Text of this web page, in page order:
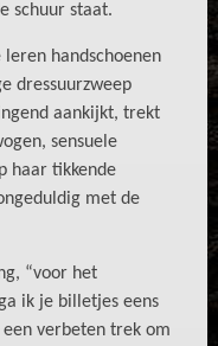
schuur staat.
handschoenen
dressuurzweep
aankijkt, trekt
sensuele
haar tikkende
met de
“voor het
ik je billetjes eens
verbeten trek om